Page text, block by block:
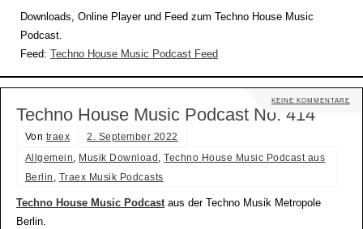
Downloads, Online Player und Feed zum Techno House Music
Podcast.
Feed:
Techno House Music Podcast Feed
KEINE KOMMENTARE
Techno House Music Podcast No. 414
Von traex
2. September 2022
Allgemein, Musik Download ,Techno House Music Podcast aus
Berlin , Traex Musik Podcasts
Techno House Music Podcastaus der Techno Musik Metropole
Berlin.